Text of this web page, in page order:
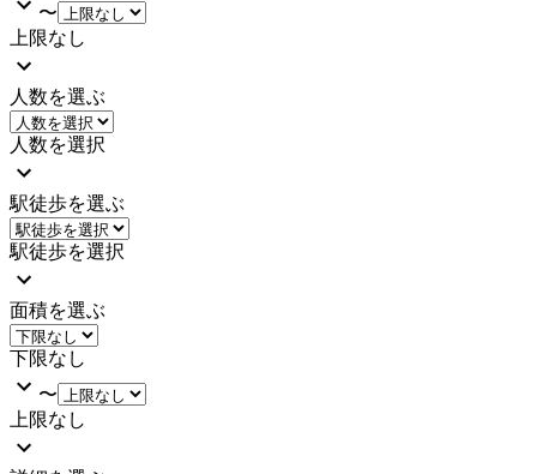
〜
上限なし
人数を選ぶ
人数を選択
駅徒歩を選ぶ
駅徒歩を選択
面積を選ぶ
下限なし
〜
上限なし